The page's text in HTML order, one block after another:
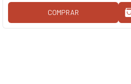
COMPRAR